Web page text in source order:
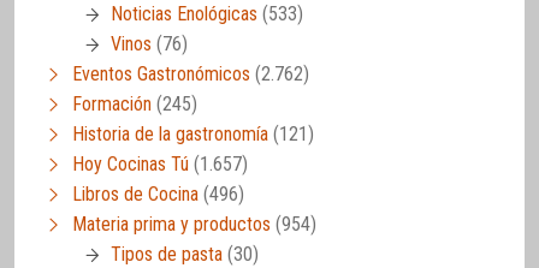
Noticias Enológicas (533)
Vinos (76)
Eventos Gastronómicos (2.762)
Formación (245)
Historia de la gastronomía (121)
Hoy Cocinas Tú (1.657)
Libros de Cocina (496)
Materia prima y productos (954)
Tipos de pasta (30)